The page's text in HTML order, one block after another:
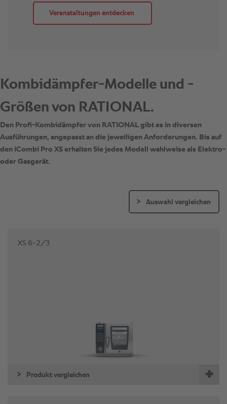
Auswahl vergleichen
XS 6-2/3
Produkt vergleichen